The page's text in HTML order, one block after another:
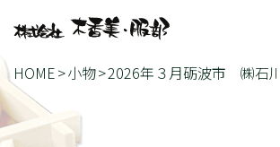
HOME 小物 2026年３月砺波市 ㈱石